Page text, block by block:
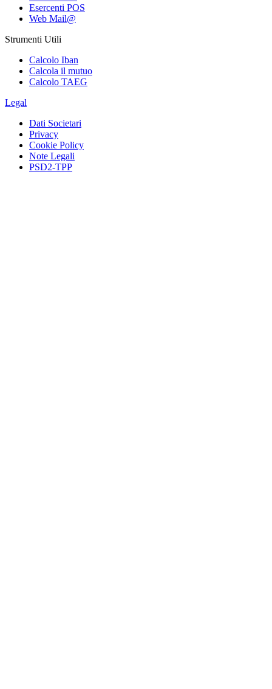
Esercenti POS
Web Mail@
Strumenti Utili
Calcolo Iban
Calcola il mutuo
Calcolo TAEG
Legal
Dati Societari
Privacy
Cookie Policy
Note Legali
PSD2-TPP